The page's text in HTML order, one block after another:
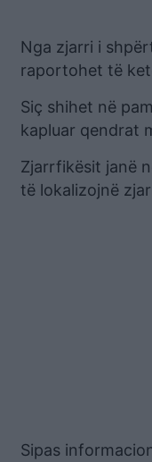
Nga zjarri i
raportohet të
Siç shihet në
kapluar qendrat
Zjarrfikësit janë
të lokalizojnë
Sipas